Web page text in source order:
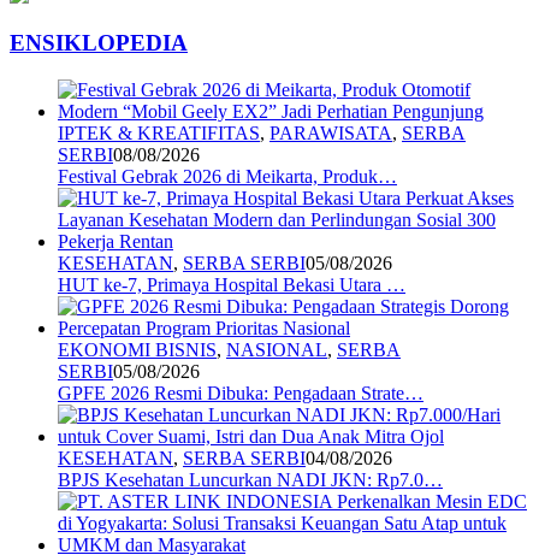
ENSIKLOPEDIA
IPTEK & KREATIFITAS, PARAWISATA, SERBA
SERBI08/08/2026
Festival Gebrak 2026 di Meikarta, Produk…
KESEHATAN, SERBA SERBI05/08/2026
HUT ke-7, Primaya Hospital Bekasi Utara …
EKONOMI BISNIS, NASIONAL, SERBA
SERBI05/08/2026
GPFE 2026 Resmi Dibuka: Pengadaan Strate…
KESEHATAN, SERBA SERBI04/08/2026
BPJS Kesehatan Luncurkan NADI JKN: Rp7.0…